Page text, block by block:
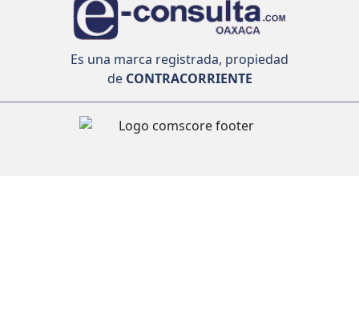
Es una marca registrada, propiedad
deCONTRACORRIENTE